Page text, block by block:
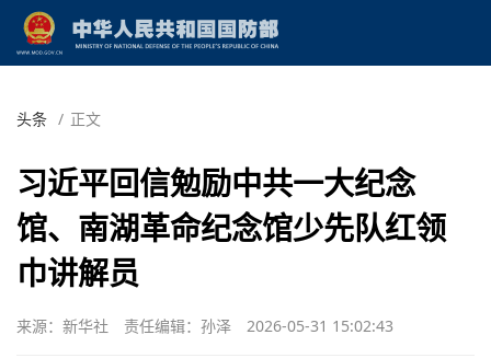
头条 / 正文
习近平回信勉励中共一大纪念
馆、南湖革命纪念馆少先队红领
巾讲解员
来源：新华社 责任编辑：孙泽 2026-05-31 15:02:43